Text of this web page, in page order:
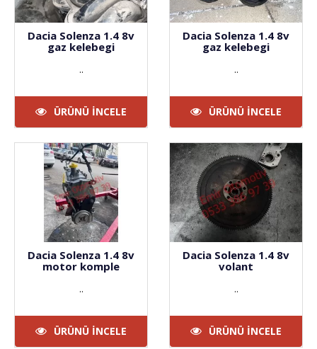
Dacia Solenza 1.4 8v
gaz kelebegi
..
ÜRÜNÜ İNCELE
Dacia Solenza 1.4 8v
gaz kelebegi
..
ÜRÜNÜ İNCELE
Dacia Solenza 1.4 8v
motor komple
..
ÜRÜNÜ İNCELE
Dacia Solenza 1.4 8v
volant
..
ÜRÜNÜ İNCELE